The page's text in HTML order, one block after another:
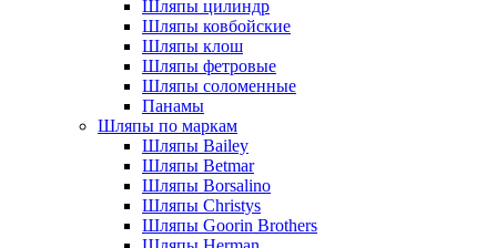
Шляпы цилиндр
Шляпы ковбойские
Шляпы клош
Шляпы фетровые
Шляпы соломенные
Панамы
Шляпы по маркам
Шляпы Bailey
Шляпы Betmar
Шляпы Borsalino
Шляпы Christys
Шляпы Goorin Brothers